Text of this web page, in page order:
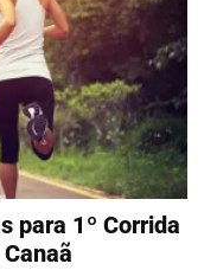
para 1º Corrida